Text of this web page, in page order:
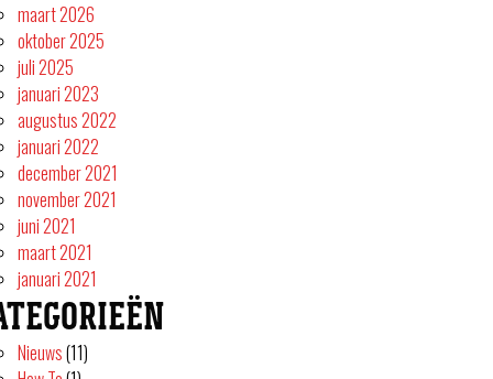
maart 2026
oktober 2025
juli 2025
januari 2023
augustus 2022
januari 2022
december 2021
november 2021
juni 2021
maart 2021
januari 2021
Nieuws(11)